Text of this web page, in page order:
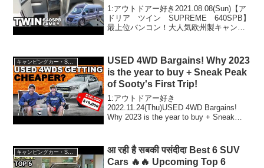
グカー！【ファミリー向けキャン
パー】
1:アウトドアー好き2021.08.08(Sun)【ア
ドリア ツイン SUPREME 640SPB】
最上位バンコン！大人気欧州製キャンピ
いで！！2:アウトドアー好き202...
キャンピングカー・SUV人気車種
USED 4WD Bargains! Why 2023
is the year to buy + Sneak Peak
of Sooty's First Trip!
1:アウトドアー好き
2022.11.24(Thu)USED 4WD Bargains!
Why 2023 is the year to buy + Sneak
आ रही है सबकी पसंदीदा Best 6 SUV
Cars 🔥🔥 Upcoming Top 6